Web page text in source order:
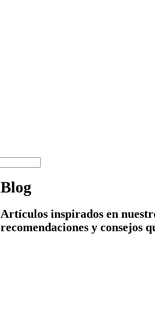
Blog
Artículos inspirados en
recomendaciones y consejos